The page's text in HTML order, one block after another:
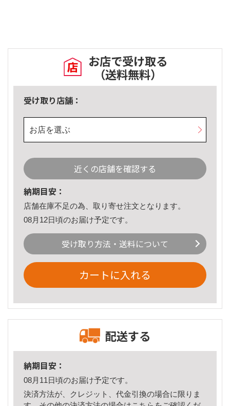
お店で受け取る
（送料無料）
受け取り店舗：
お店を選ぶ
近くの店舗を確認する
納期目安：
店舗在庫不足の為、取り寄せ注文となります。
08月12日頃のお届け予定です。
受け取り方法・送料について
カートに入れる
配送する
納期目安：
08月11日頃のお届け予定です。
決済方法が、クレジット、代金引換の場合に限りま